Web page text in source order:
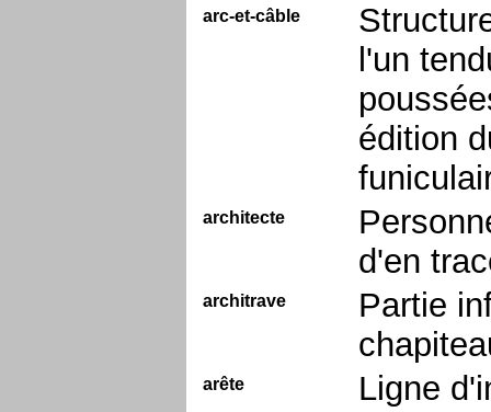
arc-et-câble
l'un
édition
architecte
d'en
architrave
Partie
arête Ligne